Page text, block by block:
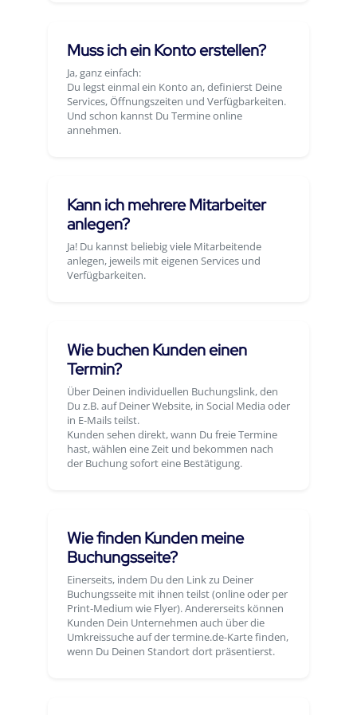
Muss ich ein Konto erstellen?
Ja, ganz einfach:
Du legst einmal ein Konto an, definierst Deine
Services, Öffnungszeiten und Verfügbarkeiten.
Und schon kannst Du Termine online
annehmen.
Kann ich mehrere Mitarbeiter
anlegen?
Ja! Du kannst beliebig viele Mitarbeitende
anlegen, jeweils mit eigenen Services und
Verfügbarkeiten.
Wie buchen Kunden einen
Termin?
Über Deinen individuellen Buchungslink, den
Du z.B. auf Deiner Website, in Social Media oder
in E-Mails teilst.
Kunden sehen direkt, wann Du freie Termine
hast, wählen eine Zeit und bekommen nach
der Buchung sofort eine Bestätigung.
Wie finden Kunden meine
Buchungsseite?
Einerseits, indem Du den Link zu Deiner
Buchungsseite mit ihnen teilst (online oder per
Print-Medium wie Flyer). Andererseits können
Kunden Dein Unternehmen auch über die
Umkreissuche auf der termine.de-Karte finden,
wenn Du Deinen Standort dort präsentierst.